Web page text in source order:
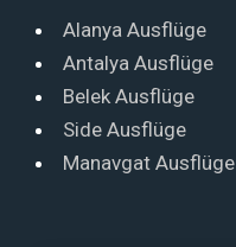
Alanya Ausflüge
Antalya Ausflüge
Belek Ausflüge
Side Ausflüge
Manavgat Ausflüge